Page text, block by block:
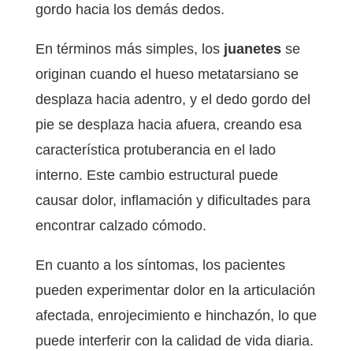
gordo hacia los demás dedos.
En términos más simples, losjuanetesse
originan cuando el hueso metatarsiano se
desplaza hacia adentro, y el dedo gordo del
pie se desplaza hacia afuera, creando esa
característica protuberancia en el lado
interno. Este cambio estructural puede
causar dolor, inflamación y dificultades para
encontrar calzado cómodo.
En cuanto a los síntomas, los pacientes
pueden experimentar dolor en la articulación
afectada, enrojecimiento e hinchazón, lo que
puede interferir con la calidad de vida diaria.